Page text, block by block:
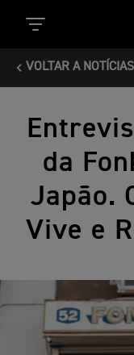
VOLTAR A NOTÍCIAS
da
Japão.
Vive e